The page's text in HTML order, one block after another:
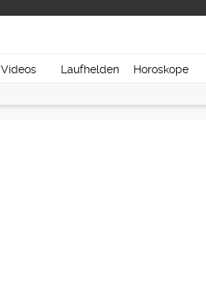
Videos Laufhelden Horoskope